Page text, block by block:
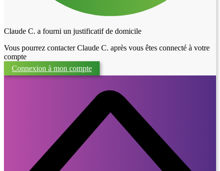
Claude C. a fourni un justificatif de domicile
Vous pourrez contacter Claude C. après vous êtes connecté à votre
compte
Connexion à mon compte